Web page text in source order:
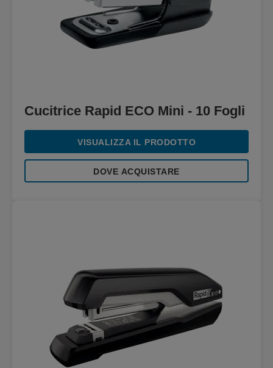
Cucitrice Rapid ECO Mini - 10 Fogli
VISUALIZZA IL PRODOTTO
DOVE ACQUISTARE